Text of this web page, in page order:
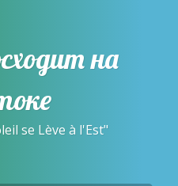
на
se Lève à l'Est"